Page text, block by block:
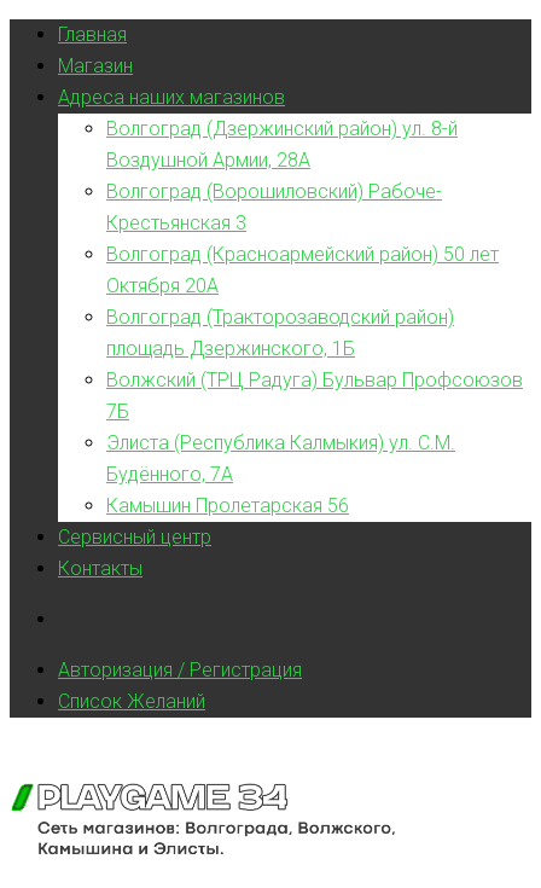
Главная
Магазин
Адреса наших магазинов
Волгоград (Дзержинский район) ул. 8-й
Воздушной Армии, 28А
Волгоград (Ворошиловский) Рабоче-
Крестьянская 3
Волгоград (Красноармейский район) 50 лет
Октября 20А
Волгоград (Тракторозаводский район)
площадь Дзержинского, 1Б
Волжский (ТРЦ Радуга) Бульвар Профсоюзов
7Б
Элиста (Республика Калмыкия) ул. С.М.
Будённого, 7А
Камышин Пролетарская 56
Сервисный центр
Контакты
Авторизация / Регистрация
Список Желаний